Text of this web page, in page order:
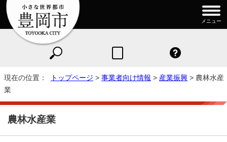
メニュー
現在の位置： トップページ > 事業者向け情報 > 産業振興 > 農林水産
業
農林水産業